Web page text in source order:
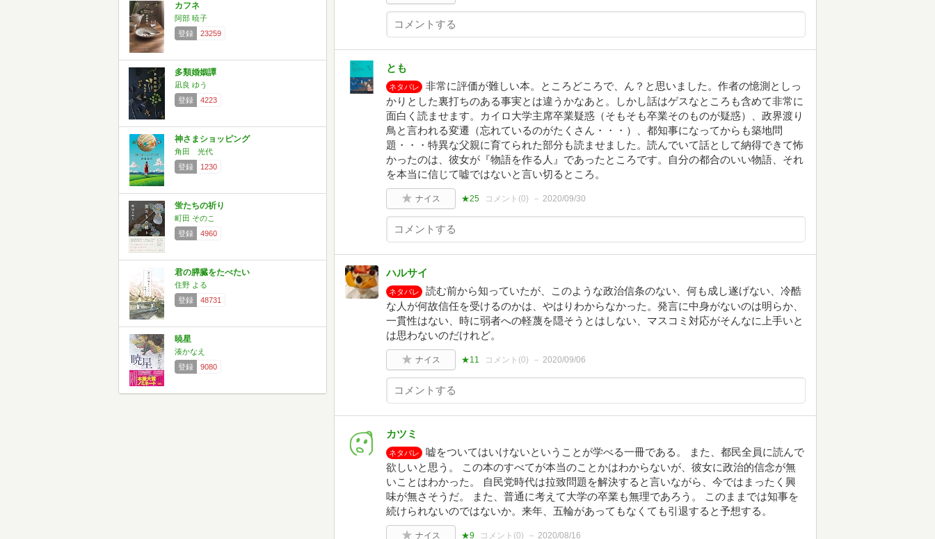
カフネ
阿部 暁子
登録
23259
多類婚姻譚
凪良 ゆう
登録
4223
神さまショッピング
角田 光代
登録
1230
蛍たちの祈り
町田 そのこ
登録
4960
君の膵臓をたべたい
住野 よる
登録
48731
暁星
湊かなえ
登録
9080
とも
ネタバレ
非常に評価が難しい本。ところどころで、ん？と思いました。作者の憶測としっ
かりとした裏打ちのある事実とは違うかなあと。しかし話はゲスなところも含めて非常に
面白く読ませます。カイロ大学主席卒業疑惑（そもそも卒業そのものが疑惑）、政界渡り
鳥と言われる変遷（忘れているのがたくさん・・・）、都知事になってからも築地問
題・・・特異な父親に育てられた部分も読ませました。読んでいて話として納得できて怖
かったのは、彼女が『物語を作る人』であったところです。自分の都合のいい物語、それ
を本当に信じて嘘ではないと言い切るところ。
ナイス ★25 コメント(0) 2020/09/30
ハルサイ
ネタバレ
読む前から知っていたが、このような政治信条のない、何も成し遂げない、冷酷
な人が何故信任を受けるのかは、やはりわからなかった。発言に中身がないのは明らか、
一貫性はない、時に弱者への軽蔑を隠そうとはしない、マスコミ対応がそんなに上手いと
は思わないのだけれど。
ナイス ★11 コメント(0) 2020/09/06
カツミ
ネタバレ
嘘をついてはいけないということが学べる一冊である。 また、都民全員に読んで
欲しいと思う。 この本のすべてが本当のことかはわからないが、彼女に政治的信念が無
いことはわかった。 自民党時代は拉致問題を解決すると言いながら、今ではまったく興
味が無さそうだ。 また、普通に考えて大学の卒業も無理であろう。 このままでは知事を
続けられないのではないか。来年、五輪があってもなくても引退すると予想する。
ナイス ★9 コメント(0) 2020/08/16